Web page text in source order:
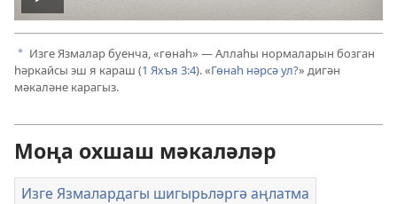
Уйнату
a Изге Язмалар буенча, «гөнаһ» — Аллаһы нормаларын бозган
һәркайсы эш я караш (1 Яхъя 3:4). «Гөнаһ нәрсә ул?» дигән
мәкаләне карагыз.
Моңа охшаш мәкаләләр
Изге Язмалардагы шигырьләргә аңлатма